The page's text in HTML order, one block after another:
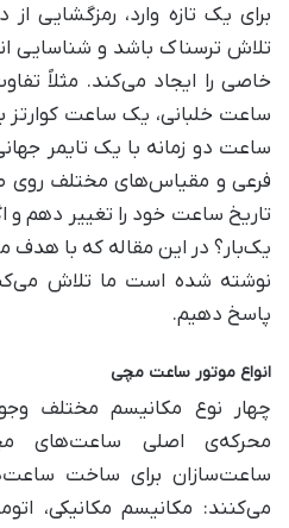
برای یک تازه وارد، رمزگشایی
تلاش ترسناک باشد و شناسایی
خاصی را ایجاد می‌کند. مثلاً
ساعت خلبانی، یک ساعت کوارتز
ساعت دو زمانه با یک تایمر
فرعی و مقیاس‌های مختلف روی
تاریخ ساعت خود را تغییر دهم
یک‌بار؟ در این مقاله که با هدف
نوشته شده است ما تلاش
پاسخ دهیم.
انواع موتور ساعت مچی
چهار نوع مکانیسم مختلف
محرکه‌ی اصلی ساعت‌های
ساعت‌سازان برای ساخت
می‌کنند: مکانیسم مکانیکی،